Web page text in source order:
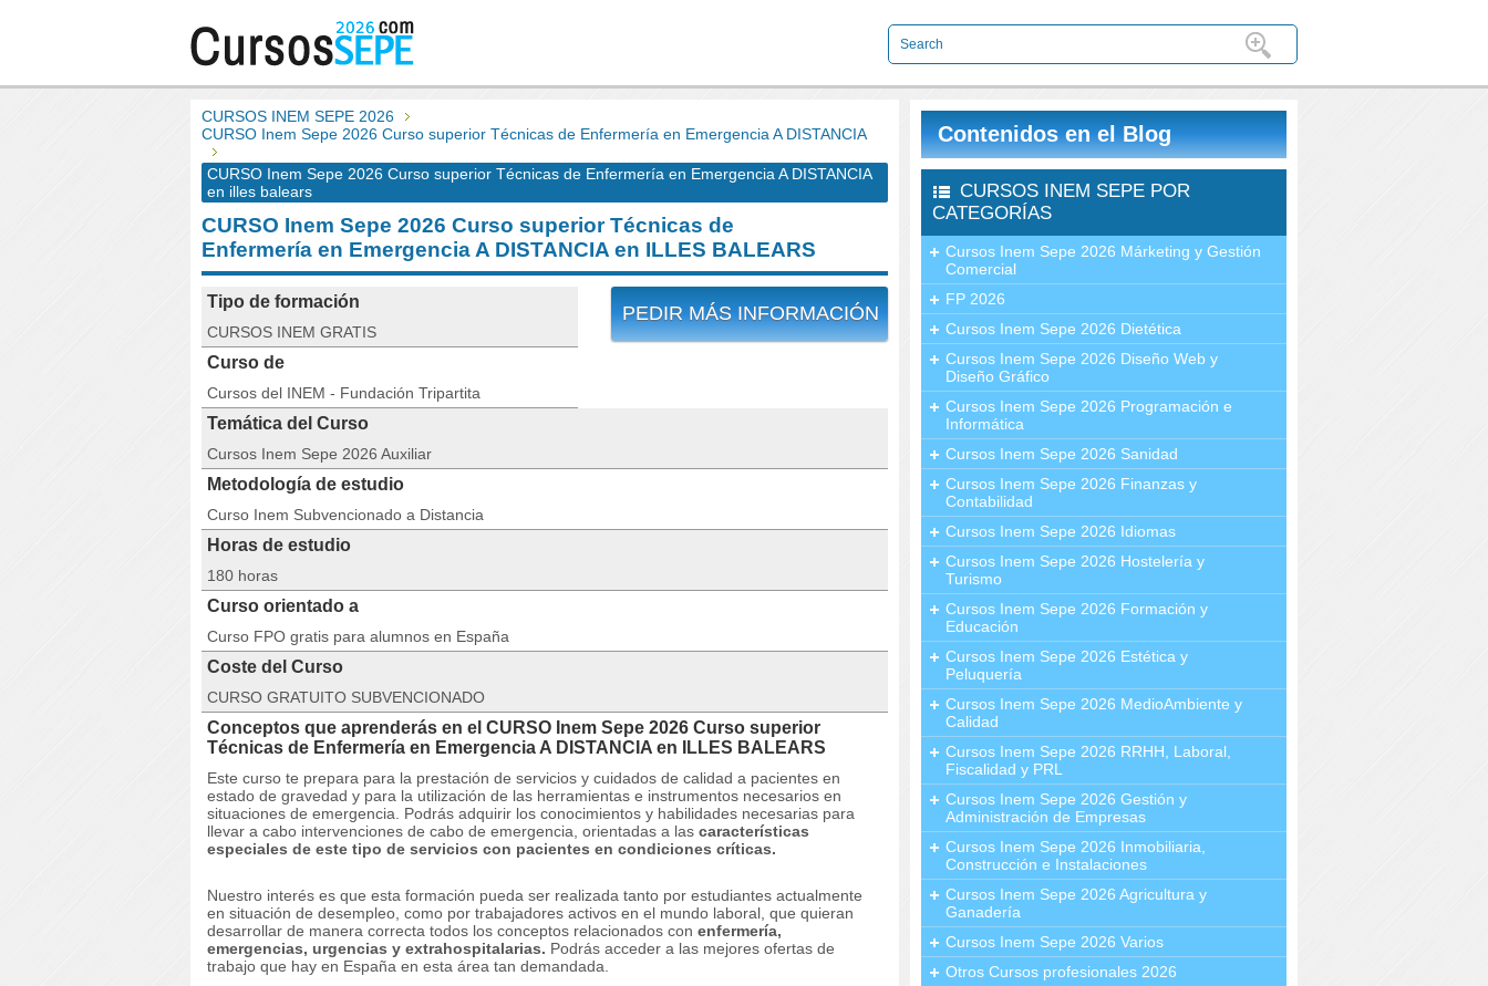
CURSOS INEM SEPE 2026
CURSO Inem Sepe 2026 Curso superior Técnicas de Enfermería en Emergencia A DISTANCIA
CURSO Inem Sepe 2026 Curso superior Técnicas de Enfermería en Emergencia A DISTANCIA
en illes balears
CURSO Inem Sepe 2026 Curso superior Técnicas de
Enfermería en Emergencia A DISTANCIA en ILLES BALEARS
PEDIR MÁS INFORMACIÓN
Tipo de formación
CURSOS INEM GRATIS
Curso de
Cursos del INEM - Fundación Tripartita
Temática del Curso
Cursos Inem Sepe 2026 Auxiliar
Metodología de estudio
Curso Inem Subvencionado a Distancia
Horas de estudio
180 horas
Curso orientado a
Curso FPO gratis para alumnos en España
Coste del Curso
CURSO GRATUITO SUBVENCIONADO
Conceptos que aprenderás en el CURSO Inem Sepe 2026 Curso superior
Técnicas de Enfermería en Emergencia A DISTANCIA en ILLES BALEARS
Este curso te prepara para la prestación de servicios y cuidados de calidad a pacientes en
estado de gravedad y para la utilización de las herramientas e instrumentos necesarios en
situaciones de emergencia. Podrás adquirir los conocimientos y habilidades necesarias para
llevar a cabo intervenciones de cabo de emergencia, orientadas a las características
especiales de este tipo de servicios con pacientes en condiciones críticas.
Nuestro interés es que esta formación pueda ser realizada tanto por estudiantes actualmente
en situación de desempleo, como por trabajadores activos en el mundo laboral, que quieran
desarrollar de manera correcta todos los conceptos relacionados con enfermería,
emergencias, urgencias y extrahospitalarias. Podrás acceder a las mejores ofertas de
trabajo que hay en España en esta área tan demandada.
Contenidos en el Blog
CURSOS INEM SEPE POR
CATEGORÍAS
Cursos Inem Sepe 2026 Márketing y Gestión
Comercial
FP 2026
Cursos Inem Sepe 2026 Dietética
Cursos Inem Sepe 2026 Diseño Web y
Diseño Gráfico
Cursos Inem Sepe 2026 Programación e
Informática
Cursos Inem Sepe 2026 Sanidad
Cursos Inem Sepe 2026 Finanzas y
Contabilidad
Cursos Inem Sepe 2026 Idiomas
Cursos Inem Sepe 2026 Hostelería y
Turismo
Cursos Inem Sepe 2026 Formación y
Educación
Cursos Inem Sepe 2026 Estética y
Peluquería
Cursos Inem Sepe 2026 MedioAmbiente y
Calidad
Cursos Inem Sepe 2026 RRHH, Laboral,
Fiscalidad y PRL
Cursos Inem Sepe 2026 Gestión y
Administración de Empresas
Cursos Inem Sepe 2026 Inmobiliaria,
Construcción e Instalaciones
Cursos Inem Sepe 2026 Agricultura y
Ganadería
Cursos Inem Sepe 2026 Varios
Otros Cursos profesionales 2026